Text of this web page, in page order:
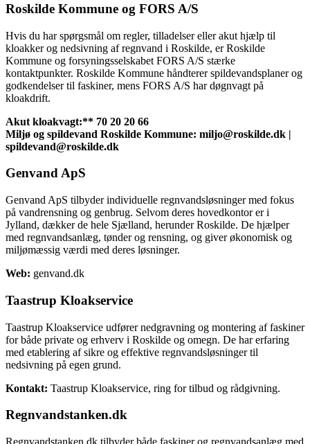
Roskilde Kommune og FORS A/S
Hvis du har spørgsmål om regler, tilladelser eller akut hjælp til
kloakker og nedsivning af regnvand i Roskilde, er Roskilde
Kommune og forsyningsselskabet FORS A/S stærke
kontaktpunkter. Roskilde Kommune håndterer spildevandsplaner og
godkendelser til faskiner, mens FORS A/S har døgnvagt på
kloakdrift.
Akut kloakvagt:** 70 20 20 66
Miljø og spildevand Roskilde Kommune: miljo@roskilde.dk |
spildevand@roskilde.dk
Genvand ApS
Genvand ApS tilbyder individuelle regnvandsløsninger med fokus
på vandrensning og genbrug. Selvom deres hovedkontor er i
Jylland, dækker de hele Sjælland, herunder Roskilde. De hjælper
med regnvandsanlæg, tønder og rensning, og giver økonomisk og
miljømæssig værdi med deres løsninger.
Web: genvand.dk
Taastrup Kloakservice
Taastrup Kloakservice udfører nedgravning og montering af faskiner
for både private og erhverv i Roskilde og omegn. De har erfaring
med etablering af sikre og effektive regnvandsløsninger til
nedsivning på egen grund.
Kontakt: Taastrup Kloakservice, ring for tilbud og rådgivning.
Regnvandstanken.dk
Regnvandstanken.dk tilbyder både faskiner og regnvandsanlæg med